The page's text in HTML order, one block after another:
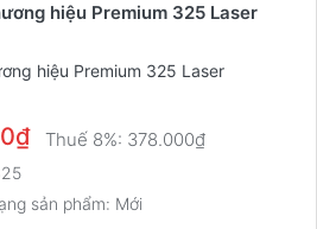
hiệu Premium 325 Laser
hiệu Premium 325 Laser
Thuế 8%: 378.000₫
sản phẩm: Mới